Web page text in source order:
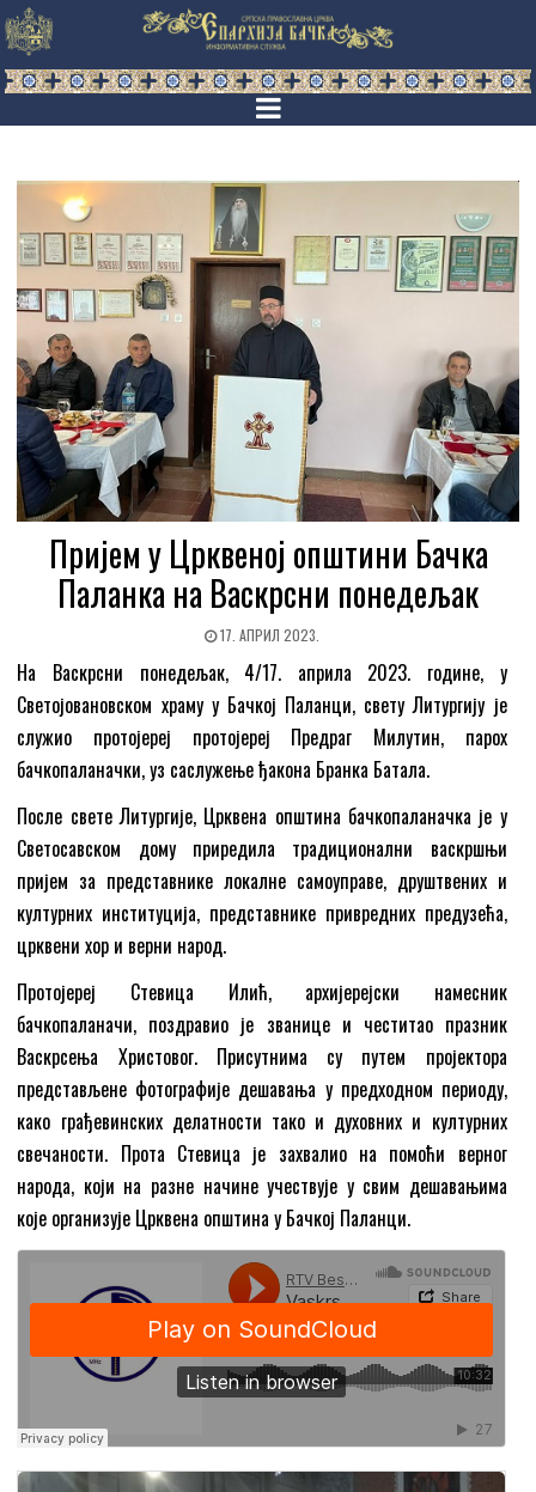
Пријем у Црквеној општини Бачка
Паланка на Васкрсни понедељак
17. АПРИЛ 2023.
На Васкрсни понедељак, 4/17. априла 2023. године, у
Светојовановском храму у Бачкој Паланци, свету Литургију је
служио протојереј протојереј Предраг Милутин, парох
бачкопаланачки, уз саслужење ђакона Бранка Батала.
После свете Литургије, Црквена општина бачкопаланачка је у
Светосавском дому приредила традиционални васкршњи
пријем за представнике локалне самоуправе, друштвених и
културних институција, представнике привредних предузећа,
црквени хор и верни народ.
Протојереј Стевица Илић, архијерејски намесник
бачкопаланачи, поздравио је званице и честитао празник
Васкрсења Христовог. Присутнима су путем пројектора
представљене фотографије дешавања у предходном периоду,
како грађевинских делатности тако и духовних и културних
свечаности. Прота Стевица је захвалио на помоћи верног
народа, који на разне начине учествује у свим дешавањима
које организује Црквена општина у Бачкој Паланци.